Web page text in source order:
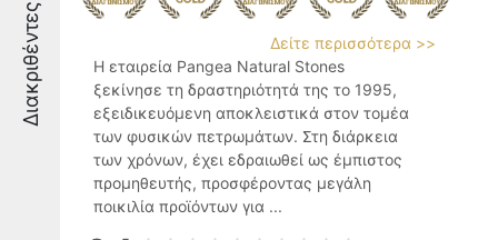
Διακριθέντες
Δείτε περισσότερα >>
Η εταιρεία Pangea Natural Stones
ξεκίνησε τη δραστηριότητά της το 1995,
εξειδικευόμενη αποκλειστικά στον τομέα
των φυσικών πετρωμάτων. Στη διάρκεια
των χρόνων, έχει εδραιωθεί ως έμπιστος
προμηθευτής, προσφέροντας μεγάλη
ποικιλία προϊόντων για ...